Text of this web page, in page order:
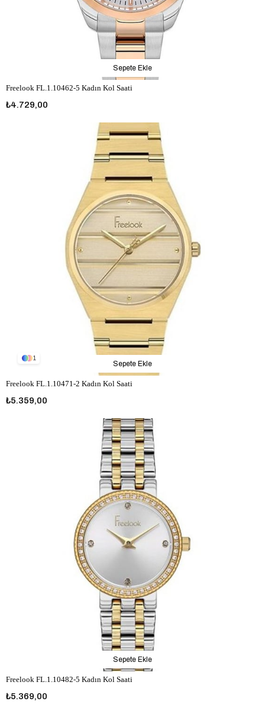
Freelook FL.1.10462-5 Kadın Kol Saati
₺4.729,00
Sepete Ekle
1
Freelook FL.1.10471-2 Kadın Kol Saati
₺5.359,00
Sepete Ekle
Freelook FL.1.10482-5 Kadın Kol Saati
₺5.369,00
Sepete Ekle